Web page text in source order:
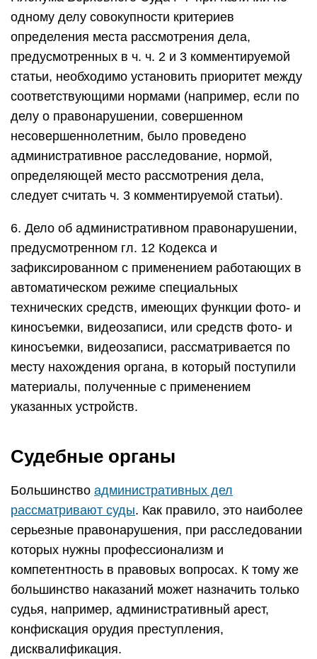
одному делу совокупности критериев
определения места рассмотрения дела,
предусмотренных в ч. ч. 2 и 3 комментируемой
статьи, необходимо установить приоритет между
соответствующими нормами (например, если по
делу о правонарушении, совершенном
несовершеннолетним, было проведено
административное расследование, нормой,
определяющей место рассмотрения дела,
следует считать ч. 3 комментируемой статьи).
6. Дело об административном правонарушении,
предусмотренном гл. 12 Кодекса и
зафиксированном с применением работающих в
автоматическом режиме специальных
технических средств, имеющих функции фото- и
киносъемки, видеозаписи, или средств фото- и
киносъемки, видеозаписи, рассматривается по
месту нахождения органа, в который поступили
материалы, полученные с применением
указанных устройств.
Судебные органы
Большинство административных дел
рассматривают суды. Как правило, это наиболее
серьезные правонарушения, при расследовании
которых нужны профессионализм и
компетентность в правовых вопросах. К тому же
большинство наказаний может назначить только
судья, например, административный арест,
конфискация орудия преступления,
дисквалификация.